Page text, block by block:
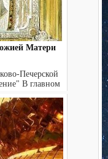
Матери
Печерской
В главном